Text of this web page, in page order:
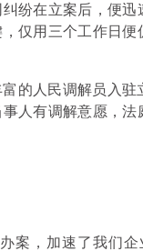
纷在立案后，便
仅用三个工作日
的人民调解员入
人有调解意愿，
案，加速了我们